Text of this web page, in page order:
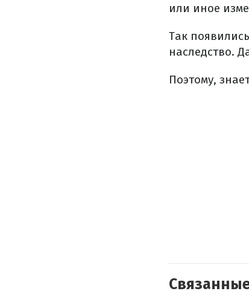
или иное
Так
наследство.
Поэтому,